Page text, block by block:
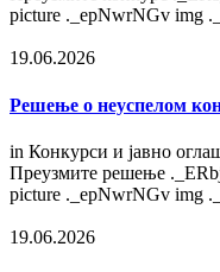
picture ._epNwrNGv img
19.06.2026
Решење о неуспелом
in Конкурси и јавно
Преузмите решење
picture ._epNwrNGv img
19.06.2026